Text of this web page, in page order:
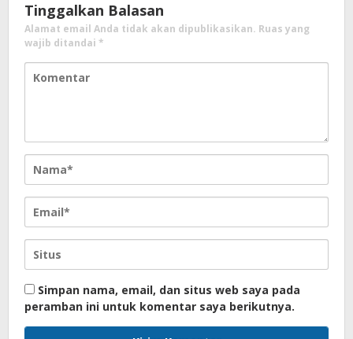
Tinggalkan Balasan
Alamat email Anda tidak akan dipublikasikan. Ruas yang
wajib ditandai *
Simpan nama, email, dan situs web saya pada
peramban ini untuk komentar saya berikutnya.